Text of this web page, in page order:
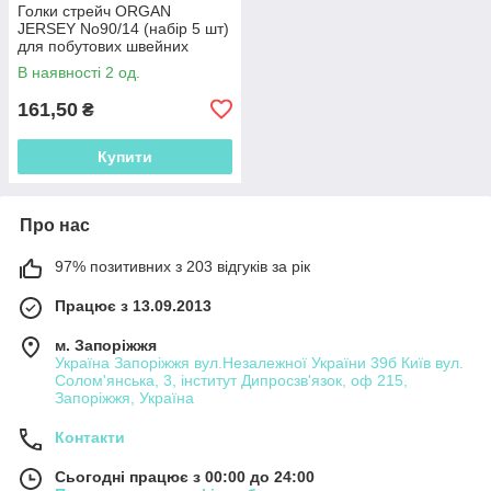
Голки стрейч ORGAN
JERSEY No90/14 (набір 5 шт)
для побутових швейних
машин (51028.046)
В наявності 2 од.
161,50 ₴
Купити
Про нас
97% позитивних з 203 відгуків за рік
Працює з 13.09.2013
м. Запоріжжя
Україна Запоріжжя вул.Незалежної України 39б Київ вул.
Солом'янська, 3, інститут Дипросзв'язок, оф 215,
Запоріжжя, Україна
Контакти
Сьогодні працює з 00:00 до 24:00